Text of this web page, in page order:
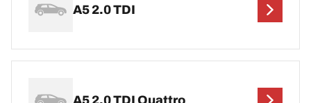
A5 2.0 TDI
A5 2.0 TDI Quattro